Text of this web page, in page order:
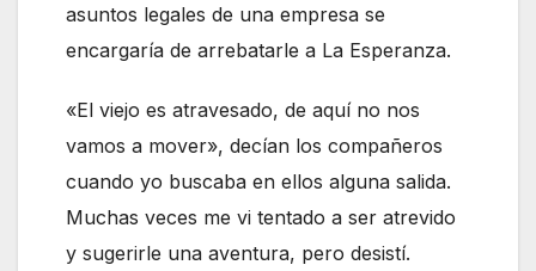
asuntos legales de una empresa se
encargaría de arrebatarle a La Esperanza.
«El viejo es atravesado, de aquí no nos
vamos a mover», decían los compañeros
cuando yo buscaba en ellos alguna salida.
Muchas veces me vi tentado a ser atrevido
y sugerirle una aventura, pero desistí.